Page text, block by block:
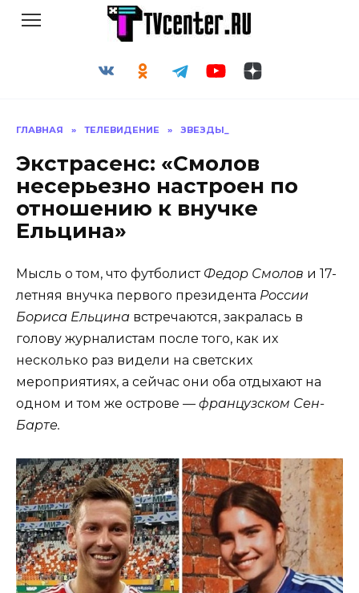
ГЛАВНАЯ » ТЕЛЕВИДЕНИЕ » ЗВЕЗДЫ_
Экстрасенс: «Смолов
несерьезно настроен по
отношению к внучке
Ельцина»
Мысль о том, что футболист Федор Смолов и 17-
летняя внучка первого президента России
Бориса Ельцина встречаются, закралась в
голову журналистам после того, как их
несколько раз видели на светских
мероприятиях, а сейчас они оба отдыхают на
одном и том же острове — французском Сен-
Барте.